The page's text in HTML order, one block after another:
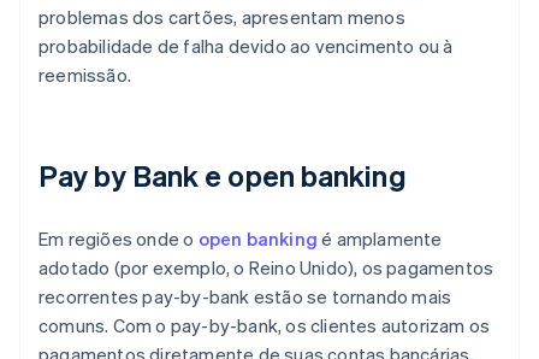
problemas dos cartões, apresentam menos
probabilidade de falha devido ao vencimento ou à
reemissão.
Pay by Bank e open banking
Em regiões onde o open banking é amplamente
adotado (por exemplo, o Reino Unido), os pagamentos
recorrentes pay-by-bank estão se tornando mais
comuns. Com o pay-by-bank, os clientes autorizam os